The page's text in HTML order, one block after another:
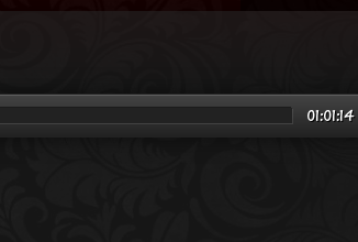
01:01:14